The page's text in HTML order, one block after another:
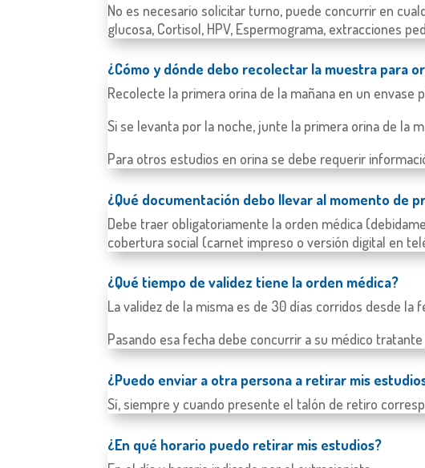
No es necesario solicitar turno, puede concurrir en
glucosa, Cortisol, HPV, Espermograma, extracciones
¿Cómo y dónde debo recolectar la muestra para
Recolecte la primera orina de la mañana en un
Si se levanta por la noche, junte la primera orina de la
Para otros estudios en orina se debe requerir
¿Qué documentación debo llevar al momento de
Debe traer obligatoriamente la orden médica
cobertura social (carnet impreso o versión digital en
¿Qué tiempo de validez tiene la orden médica?
La validez de la misma es de 30 días corridos desde la
Pasando esa fecha debe concurrir a su médico
¿Puedo enviar a otra persona a retirar mis
Sí, siempre y cuando presente el talón de retiro
¿En qué horario puedo retirar mis estudios?